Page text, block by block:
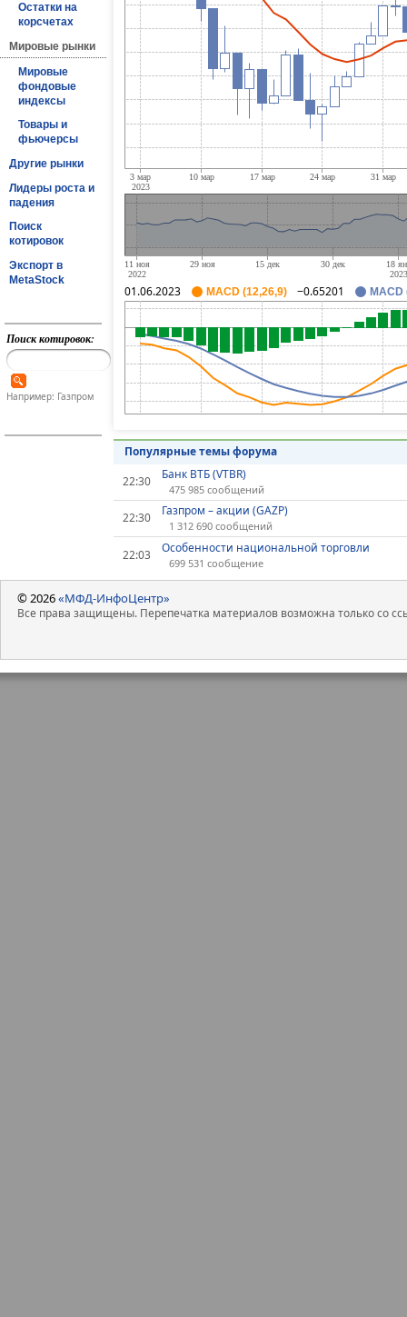
Остатки на
корсчетах
Мировые рынки
Мировые
фондовые
индексы
Товары и
фьючерсы
Другие рынки
Лидеры роста и
падения
Поиск
котировок
Экспорт в
MetaStock
Поиск котировок:
Например: Газпром
01.06.2023 MACD (12,26,9) −0.65201 MACD
Популярные темы форума
22:30
Банк ВТБ (VTBR)
475 985 сообщений
22:30 Газпром – акции (GAZP)
1 312 690 сообщений
22:03 Особенности национальной торговли
699 531 сообщение
© 2026«МФД-ИнфоЦентр»
Все права защищены. Перепечатка материалов возможна только со